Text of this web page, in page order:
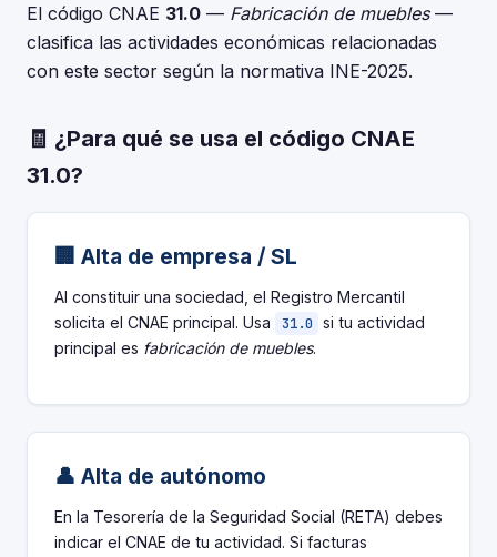
El código CNAE 31.0 — Fabricación de muebles—
clasifica las actividades económicas relacionadas
con este sector según la normativa INE-2025.
🧾 ¿Para qué se usa el código CNAE
31.0?
🏢 Alta de empresa / SL
Al constituir una sociedad, el Registro Mercantil
solicita el CNAE principal. Usa
31.0 si tu actividad
principal es fabricación de muebles.
👤 Alta de autónomo
En la Tesorería de la Seguridad Social (RETA) debes
indicar el CNAE de tu actividad. Si facturas